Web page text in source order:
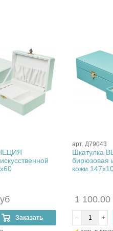
Заказать
арт. Д79043
Шкатулка
бирюзовая
кожи
1 100.00
– +